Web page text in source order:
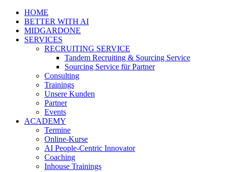
HOME
BETTER WITH AI
MIDGARDONE
SERVICES
RECRUITING SERVICE
Tandem Recruiting & Sourcing Service
Sourcing Service für Partner
Consulting
Trainings
Unsere Kunden
Partner
Events
ACADEMY
Termine
Online-Kurse
AI People-Centric Innovator
Coaching
Inhouse Trainings